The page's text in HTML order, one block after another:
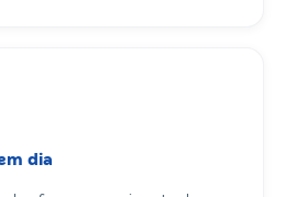
dia